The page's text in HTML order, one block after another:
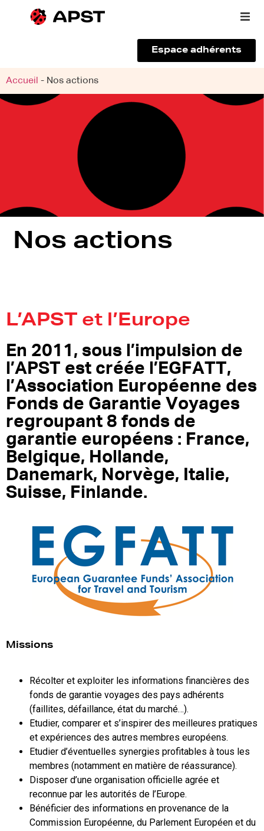
Qui sommes-nous ?
Vous êtes un voyageur
Espace adhérents
Accueil - Nos actions
Nos actions
L’APST et l’Europe
En 2011, sous l’impulsion de
l’APST est créée l’EGFATT,
l’Association Européenne des
Fonds de Garantie Voyages
regroupant 8 fonds de
garantie européens : France,
Belgique, Hollande,
Danemark, Norvège, Italie,
Suisse, Finlande.
Missions
Récolter et exploiter les informations financières des
fonds de garantie voyages des pays adhérents
(faillites, défaillance, état du marché…).
Etudier, comparer et s’inspirer des meilleures pratiques
et expériences des autres membres européens.
Etudier d’éventuelles synergies profitables à tous les
membres (notamment en matière de réassurance).
Disposer d’une organisation officielle agrée et
reconnue par les autorités de l’Europe.
Bénéficier des informations en provenance de la
Commission Européenne, du Parlement Européen et du